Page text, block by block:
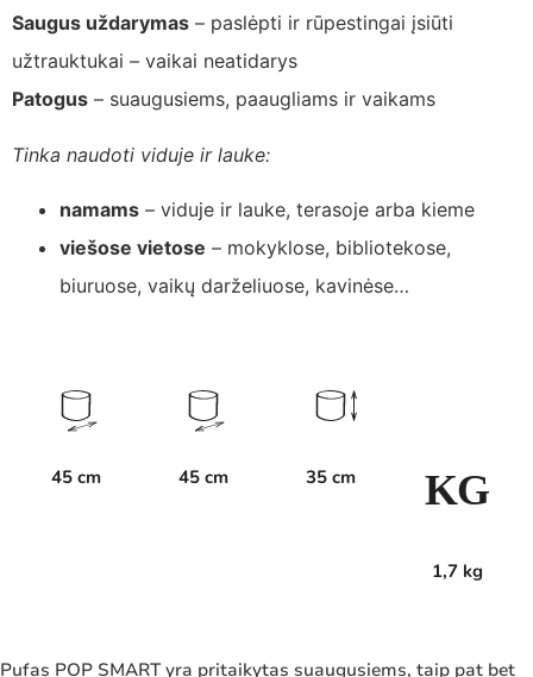
Saugus uždarymas – paslėpti ir rūpestingai įsiūti
užtrauktukai – vaikai neatidarys
Patogus – suaugusiems, paaugliams ir vaikams
Tinka naudoti viduje ir lauke:
namams – viduje ir lauke, terasoje arba kieme
viešose vietose – mokyklose, bibliotekose,
biuruose, vaikų darželiuose, kavinėse…
45 cm 45 cm 35 cm KG
1,7 kg
Pufas POP SMART yra pritaikytas suaugusiems, taip pat bet